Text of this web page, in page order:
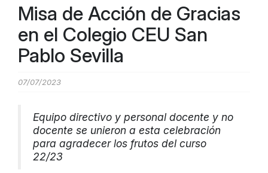
Misa de Acción de Gracias
en el Colegio CEU San
Pablo Sevilla
07/07/2023
Equipo directivo y personal docente y no
docente se unieron a esta celebración
para agradecer los frutos del curso
22/23